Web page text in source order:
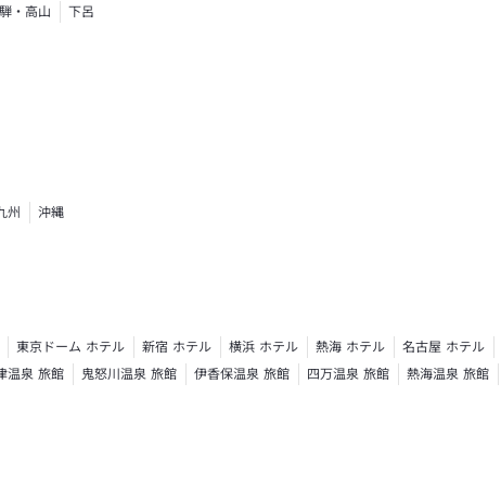
・高山 下呂
州 沖縄
東京ドーム ホテル 新宿 ホテル 横浜 ホテル 熱海 ホテル 名古屋 ホテル
温泉 旅館 鬼怒川温泉 旅館 伊香保温泉 旅館 四万温泉 旅館 熱海温泉 旅館